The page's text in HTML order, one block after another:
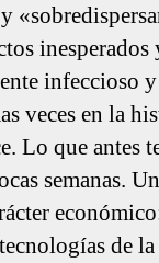
inesperados
infeccioso
veces en la
Lo que antes
semanas.
de